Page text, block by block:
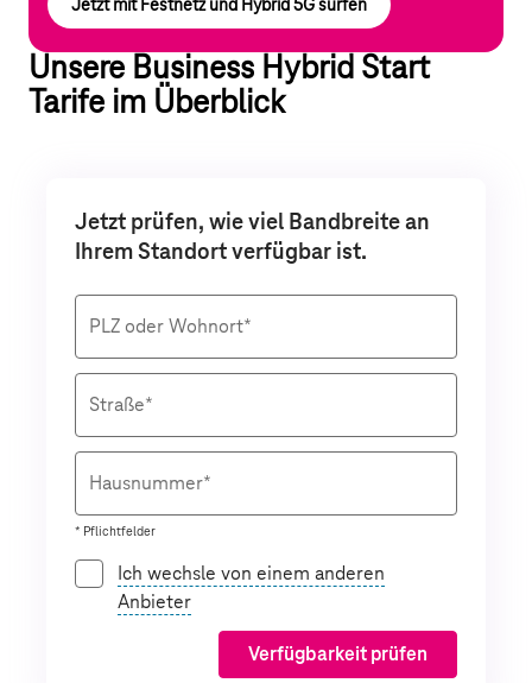
Jetzt mit Festnetz und Hybrid 5G surfen
Unsere Business Hybrid Start
Tarife im Überblick
Jetzt prüfen, wie viel Bandbreite an
Ihrem Standort verfügbar ist.
PLZ oder Wohnort*
Straße*
Hausnummer*
* Pflichtfelder
Ich wechsle von einem anderen
Anbieter
Verfügbarkeit prüfen